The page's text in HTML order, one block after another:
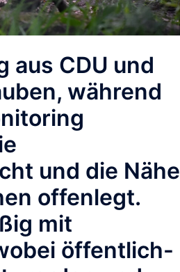
aus CDU und
während
und die Nähe
offenlegt.
mit
öffentlich-